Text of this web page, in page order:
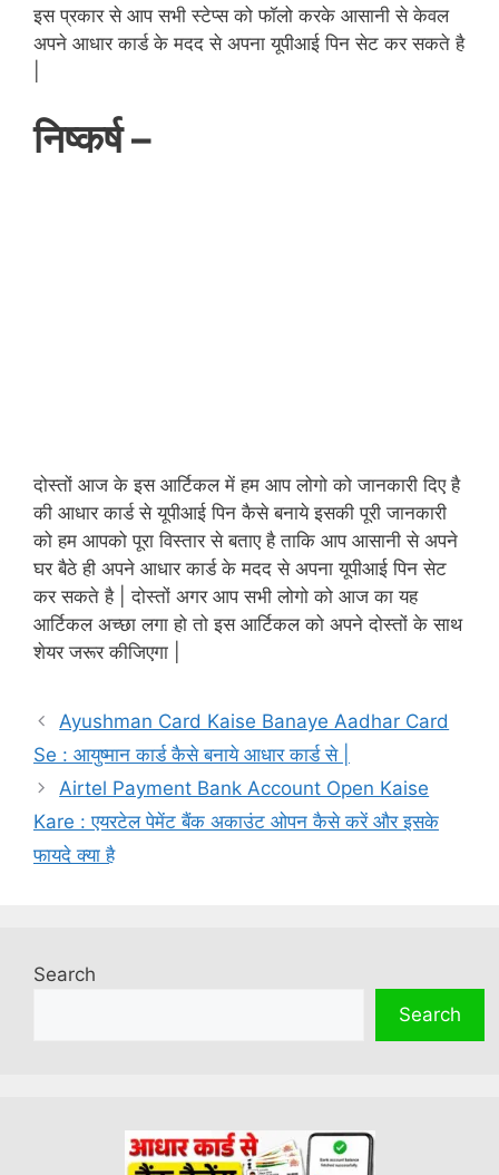
इस प्रकार से आप सभी स्टेप्स को फॉलो करके आसानी से केवल
अपने आधार कार्ड के मदद से अपना यूपीआई पिन सेट कर सकते है
निष्कर्ष –
दोस्तों आज के इस आर्टिकल में हम आप लोगो को जानकारी दिए है
की आधार कार्ड से यूपीआई पिन कैसे बनाये इसकी पूरी जानकारी
को हम आपको पूरा विस्तार से बताए है ताकि आप आसानी से अपने
घर बैठे ही अपने आधार कार्ड के मदद से अपना यूपीआई पिन सेट
कर सकते है | दोस्तों अगर आप सभी लोगो को आज का यह
आर्टिकल अच्छा लगा हो तो इस आर्टिकल को अपने दोस्तों के साथ
शेयर जरूर कीजिएगा |
Ayushman Card Kaise Banaye Aadhar Card
Se : आयुष्मान कार्ड कैसे बनाये आधार कार्ड से |
Airtel Payment Bank Account Open Kaise
Kare : एयरटेल पेमेंट बैंक अकाउंट ओपन कैसे करें और इसके
फायदे क्या है
Search
Search